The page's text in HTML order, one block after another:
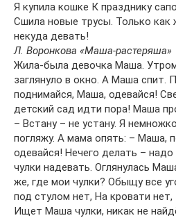
Я купила кошке К празднику
Сшила новые трусы. Только как
некуда девать!
Л. Воронкова «Маша-растеряша»
Жила-была девочка Маша.
заглянуло в окно. А Маша спит.
поднимайся, Маша, одевайся!
детский сад идти пора! Маша
– Встану – не устану. Я
погляжу. А мама опять: – Маша,
одевайся! Нечего делать –
чулки надевать. Оглянулась
же, где мои чулки? Обыщу все
под стулом нет, На кровати
Ищет Маша чулки, никак не